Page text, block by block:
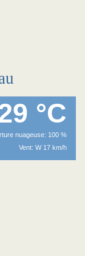
°C
nuageuse: 100 %
Vent: W 17 km/h